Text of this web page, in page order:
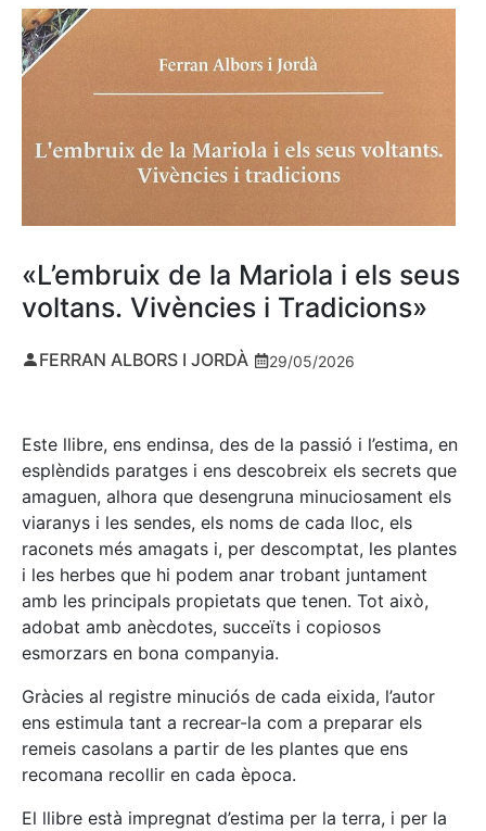
«L’embruix de la Mariola i els seus
voltans. Vivències i Tradicions»
FERRAN ALBORS I JORDÀ 29/05/2026
Este llibre, ens endinsa, des de la passió i l’estima, en
esplèndids paratges i ens descobreix els secrets que
amaguen, alhora que desengruna minuciosament els
viaranys i les sendes, els noms de cada lloc, els
raconets més amagats i, per descomptat, les plantes
i les herbes que hi podem anar trobant juntament
amb les principals propietats que tenen. Tot això,
adobat amb anècdotes, succeïts i copiosos
esmorzars en bona companyia.
Gràcies al registre minuciós de cada eixida, l’autor
ens estimula tant a recrear-la com a preparar els
remeis casolans a partir de les plantes que ens
recomana recollir en cada època.
El llibre està impregnat d’estima per la terra, i per la